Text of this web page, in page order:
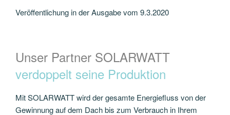
Veröffentlichung in der Ausgabe vom 9.3.2020
Unser Partner SOLARWATT
verdoppelt seine Produktion
Mit SOLARWATT wird der gesamte Energiefluss von der
Gewinnung auf dem Dach bis zum Verbrauch in Ihrem